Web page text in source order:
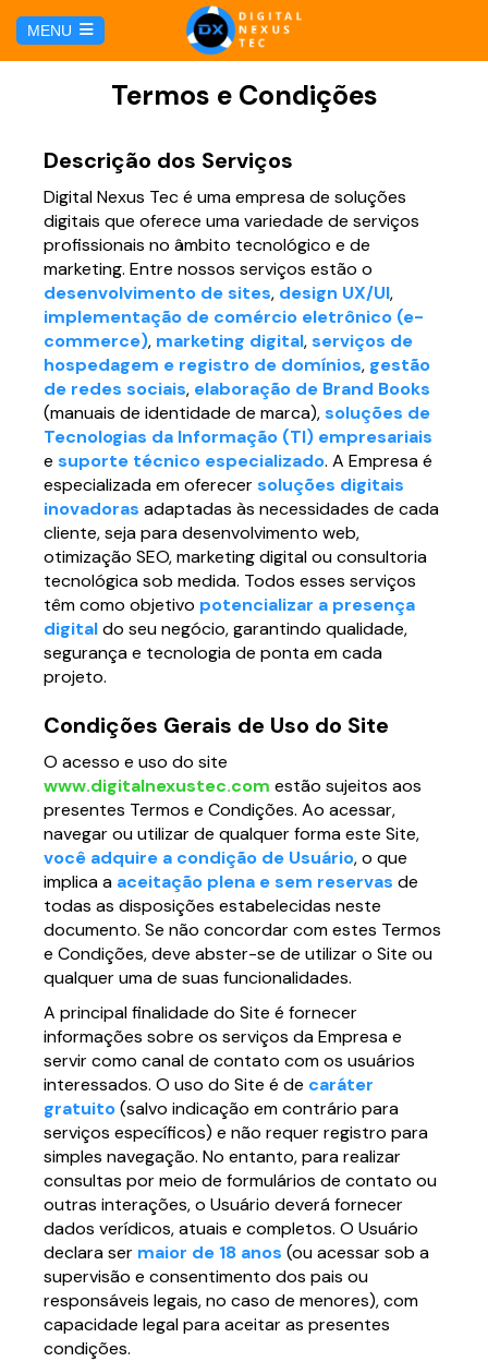
MENU
Hosting y Dominio
Gestión de Redes Sociales
Brand Book
Soluciones TI
Soporte Técnico
PÁGINAS
Página web para Agencias de Viaje
Página web para Hoteles
Página web para Restaurantes
Página web para Tiendas Virtuales
Página web para Empresas
MARKETING DIGITAL
Marketing por Facebook
Marketing por Google
BLOG
CONTÁCTANOS
Termos e Condições
Descrição dos Serviços
Digital Nexus Tec é uma empresa de soluções
digitais que oferece uma variedade de serviços
profissionais no âmbito tecnológico e de
marketing. Entre nossos serviços estão o
desenvolvimento de sites, design UX/UI,
implementação de comércio eletrônico (e-
commerce), marketing digital,serviços de
hospedagem e registro de domínios, gestão
de redes sociais, elaboração de Brand Books
(manuais de identidade de marca),soluções de
Tecnologias da Informação (TI) empresariais
e suporte técnico especializado. A Empresa é
especializada em oferecersoluções digitais
inovadoras adaptadas às necessidades de cada
cliente, seja para desenvolvimento web,
otimização SEO, marketing digital ou consultoria
tecnológica sob medida. Todos esses serviços
têm como objetivo potencializar a presença
digitaldo seu negócio, garantindo qualidade,
segurança e tecnologia de ponta em cada
projeto.
Condições Gerais de Uso do Site
O acesso e uso do site
www.digitalnexustec.com estão sujeitos aos
presentes Termos e Condições. Ao acessar,
navegar ou utilizar de qualquer forma este Site,
você adquire a condição de Usuário, o que
implica a aceitação plena e sem reservas de
todas as disposições estabelecidas neste
documento. Se não concordar com estes Termos
e Condições, deve abster-se de utilizar o Site ou
qualquer uma de suas funcionalidades.
A principal finalidade do Site é fornecer
informações sobre os serviços da Empresa e
servir como canal de contato com os usuários
interessados. O uso do Site é de caráter
gratuito(salvo indicação em contrário para
serviços específicos) e não requer registro para
simples navegação. No entanto, para realizar
consultas por meio de formulários de contato ou
outras interações, o Usuário deverá fornecer
dados verídicos, atuais e completos. O Usuário
declara ser maior de 18 anos (ou acessar sob a
supervisão e consentimento dos pais ou
responsáveis legais, no caso de menores), com
capacidade legal para aceitar as presentes
condições.